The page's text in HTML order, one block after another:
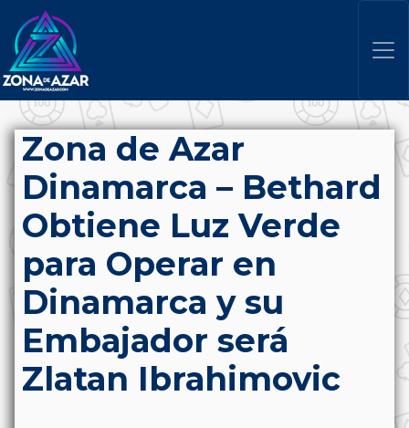
Zona de Azar
Dinamarca – Bethard
Obtiene Luz Verde
para Operar en
Dinamarca y su
Embajador será
Zlatan Ibrahimovic